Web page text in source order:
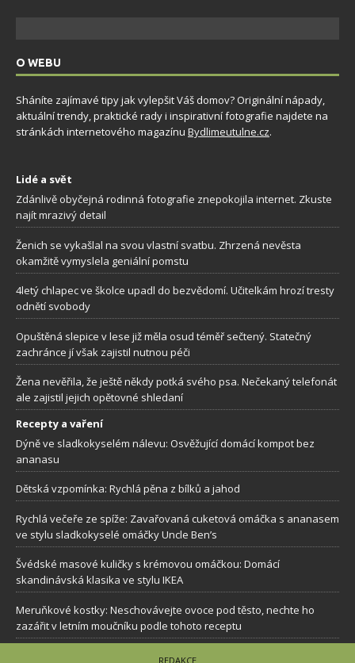
O WEBU
Sháníte zajímavé tipy jak vylepšit Váš domov? Originální nápady,
aktuální trendy, praktické rady i inspirativní fotografie najdete na
stránkách internetového magazínu Bydlimeutulne.cz.
Lidé a svět
Zdánlivě obyčejná rodinná fotografie znepokojila internet. Zkuste
najít mrazivý detail
Ženich se vykašlal na svou vlastní svatbu. Zhrzená nevěsta
okamžitě vymyslela geniální pomstu
4letý chlapec ve školce upadl do bezvědomí. Učitelkám hrozí tresty
odnětí svobody
Opuštěná slepice v lese již měla osud téměř sečtený. Statečný
zachránce jí však zajistil nutnou péči
Žena nevěřila, že ještě někdy potká svého psa. Nečekaný telefonát
ale zajistil jejich opětovné shledaní
Recepty a vaření
Dýně ve sladkokyselém nálevu: Osvěžující domácí kompot bez
ananasu
Dětská vzpomínka: Rychlá pěna z bílků a jahod
Rychlá večeře ze spíže: Zavařovaná cuketová omáčka s ananasem
ve stylu sladkokyselé omáčky Uncle Ben’s
Švédské masové kuličky s krémovou omáčkou: Domácí
skandinávská klasika ve stylu IKEA
Meruňkové kostky: Neschovávejte ovoce pod těsto, nechte ho
zazářit v letním moučníku podle tohoto receptu
REDAKCE